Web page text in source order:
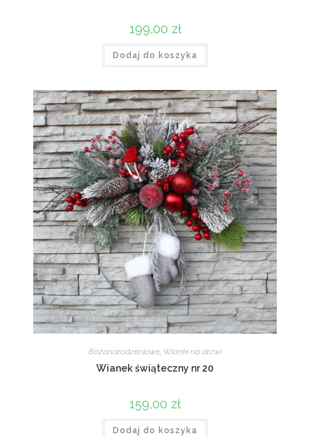
199,00 zł
Dodaj do koszyka
Bożonarodzeniowe Wianki na drzwi
Wianek świąteczny nr 20
159,00 zł
Dodaj do koszyka